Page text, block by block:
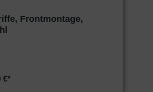
Frontmontage,
€*